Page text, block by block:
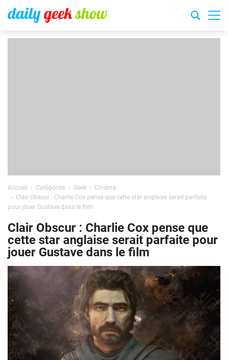
Accueil Catégories Geek
Cinéma
Clair Obscur : Charlie Cox pense que cette star anglaise serait parfaite
pour jouer Gustave dans le film
Clair Obscur : Charlie Cox pense que
cette star anglaise serait parfaite pour
jouer Gustave dans le film